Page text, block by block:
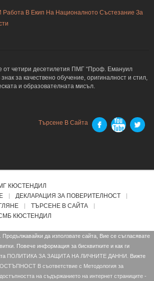
Работа В Екип На Националното Състезание За
четири десетилетия ПМГ “Проф. Емануил
за качествено обучение, оригиналност и стил,
и образователната мисъл.
Търсене В Сайта
КЮСТЕНДИЛ
ДЕКЛАРАЦИЯ ЗА ПОВЕРИТЕЛНОСТ
ТЪРСЕНЕ В САЙТА
КЮСТЕНДИЛ
Продължавайки да използвате сайта, Вие се съгласявате
Повече информация за бисквитките и как ги
ПОЛИТИКА ЗА ЗАЩИТА НА ЛИЧНИТЕ ДАННИ.
Вижте
В съответствие с Mетодология за
на съдържанието на интернет страниците -